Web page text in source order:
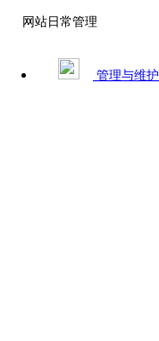
网站日常管理
管理与维护